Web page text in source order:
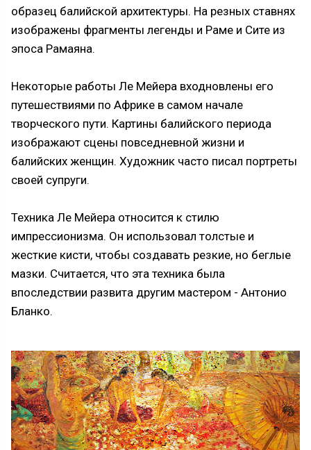
образец балийской архитектуры. На резных ставнях
изображены фрагменты легенды и Раме и Сите из
эпоса Рамаяна.
Некоторые работы Ле Мейера входновлены его
путешествиями по Африке в самом начале
творческого пути. Картины балийского периода
изображают сцены повседневной жизни и
балийских женщин. Художник часто писал портреты
своей супруги.
Техника Ле Мейера относится к стилю
импрессионизма. Он использовал толстые и
жесткие кисти, чтобы создавать резкие, но беглые
мазки. Считается, что эта техника была
впоследствии развита другим мастером - Антонио
Бланко.